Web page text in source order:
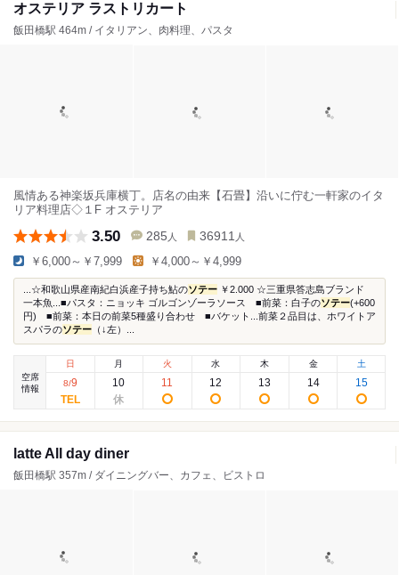
オステリア ラストリカート
飯田橋駅 464m / イタリアン、肉料理、パスタ
風情ある神楽坂兵庫横丁。店名の由来【石畳】沿いに佇む一軒家のイタ
リア料理店◇１F オステリア
3.50 285 人 36911 人
￥6,000～￥7,999 ￥4,000～￥4,999
...☆和歌山県産南紀白浜産子持ち鮎のソテー ￥2.000 ☆三重県答志島ブランド
一本魚...■パスタ：ニョッキ ゴルゴンゾーラソース ■前菜：白子のソテー(+600
円) ■前菜：本日の前菜5種盛り合わせ ■バケット...前菜２品目は、ホワイトア
スパラのソテー （↓左）...
空席
情報
日
8/9
月
10
火
11
水
12
木
13
金
14
土
15
latte All day diner
飯田橋駅 357m / ダイニングバー、カフェ、ビストロ